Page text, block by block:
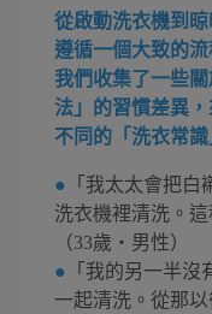
從啟動洗衣機到
遵循一個大致的
我們收集了一些
法」的習慣差異
不同的「洗衣常識
● 「我太太會把
洗衣機裡清洗。這
（33歲・男性）
● 「我的另一半
一起清洗。從那